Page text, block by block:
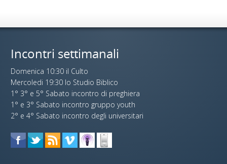
Incontri settimanali
Domenica 10:30 il Culto
Mercoledi 19:30 lo Studio Biblico
1° 3° e 5° Sabato incontro di preghiera
1° e 3° Sabato incontro gruppo youth
2° e 4° Sabato incontro degli universitari